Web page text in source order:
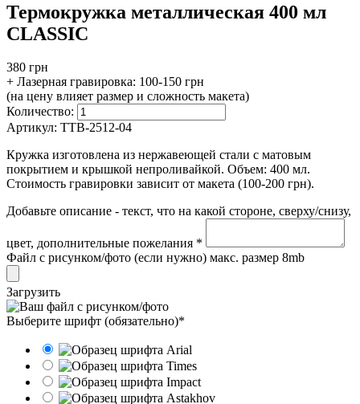
Термокружка металлическая 400 мл
CLASSIC
380 грн
+ Лазерная гравировка: 100-150 грн
(на цену влияет размер и сложность макета)
Количество:
Артикул: TTB-2512-04
Кружка изготовлена из нержавеющей стали с матовым
покрытием и крышкой непроливайкой. Объем: 400 мл.
Стоимость гравировки зависит от макета (100-200 грн).
Добавьте описание - текст, что на какой стороне, сверху/снизу,
цвет, дополнительные пожелания *
Файл с рисунком/фото (если нужно) макс. размер 8mb
Загрузить
Выберите шрифт (обязательно)*